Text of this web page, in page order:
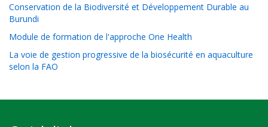
Conservation de la Biodiversité et Développement Durable au
Burundi
Module de formation de l'approche One Health
La voie de gestion progressive de la biosécurité en aquaculture
selon la FAO